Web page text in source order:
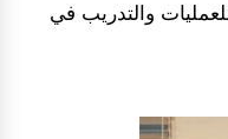
والتدريب في